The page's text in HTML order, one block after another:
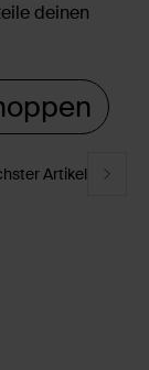
deinen
Artikel